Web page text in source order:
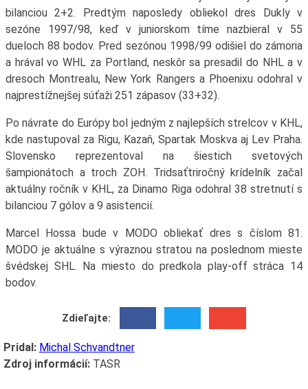
bilanciou 2+2. Predtým naposledy obliekol dres Dukly v
sezóne 1997/98, keď v juniorskom tíme nazbieral v 55
dueloch 88 bodov. Pred sezónou 1998/99 odišiel do zámoria
a hrával vo WHL za Portland, neskôr sa presadil do NHL a v
dresoch Montrealu, New York Rangers a Phoenixu odohral v
najprestížnejšej súťaži 251 zápasov (33+32).
Po návrate do Európy bol jedným z najlepších strelcov v KHL,
kde nastupoval za Rigu, Kazaň, Spartak Moskva aj Lev Praha.
Slovensko reprezentoval na šiestich svetových
šampionátoch a troch ZOH. Tridsaťtriročný krídelník začal
aktuálny ročník v KHL, za Dinamo Riga odohral 38 stretnutí s
bilanciou 7 gólov a 9 asistencií.
Marcel Hossa bude v MODO obliekať dres s číslom 81.
MODO je aktuálne s výraznou stratou na poslednom mieste
švédskej SHL. Na miesto do predkola play-off stráca 14
bodov.
Zdieľajte:
Pridal: Michal Schvandtner
Zdroj informácií:TASR